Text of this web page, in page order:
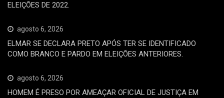
ELEIÇÕES DE 2022.
agosto 6, 2026
ELMAR SE DECLARA PRETO APÓS TER SE IDENTIFICADO
COMO BRANCO E PARDO EM ELEIÇÕES ANTERIORES.
agosto 6, 2026
HOMEM É PRESO POR AMEAÇAR OFICIAL DE JUSTIÇA EM